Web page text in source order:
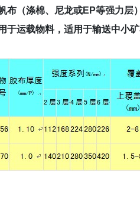
布（涤棉、尼龙或EP等强力
于运载物料，适用于输送中小